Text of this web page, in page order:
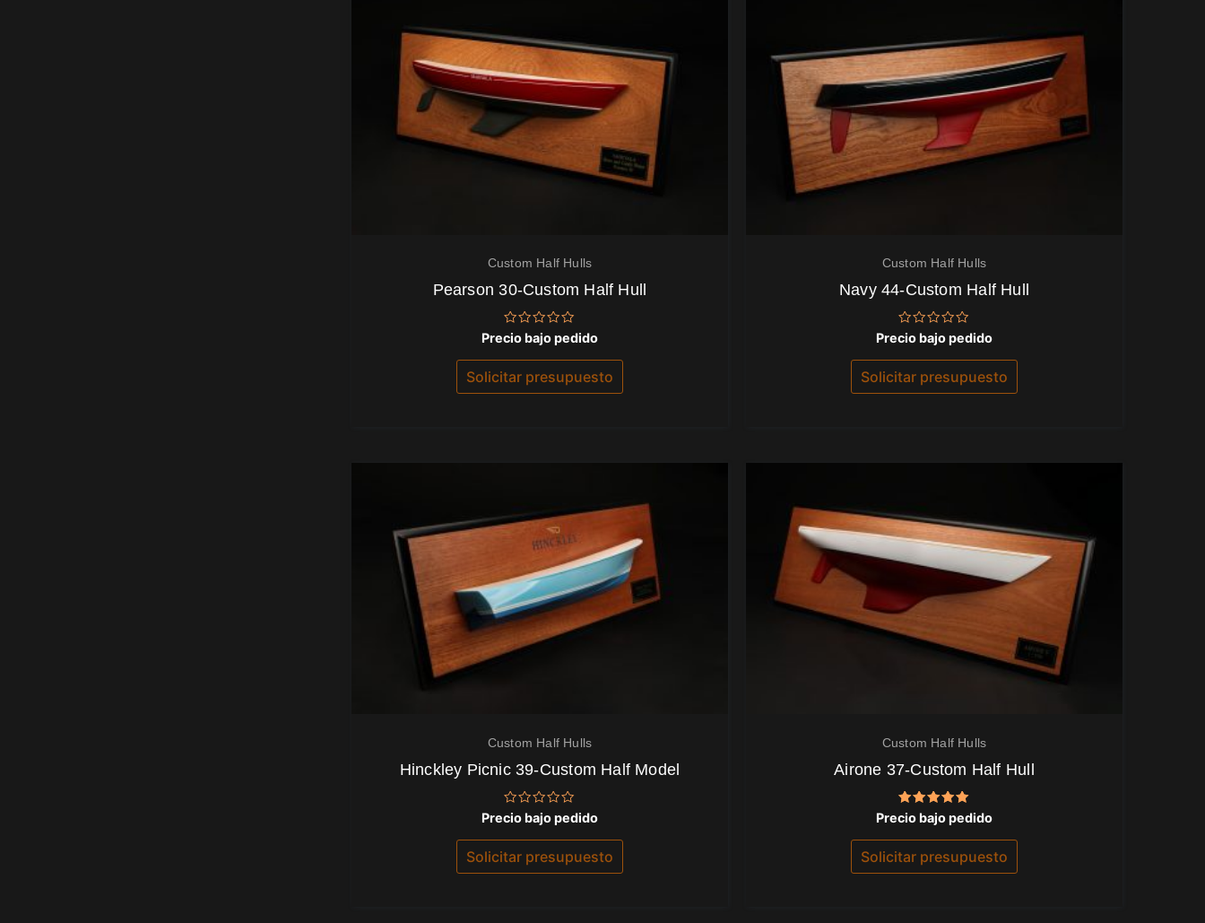
Custom Half Hulls
Pearson 30-Custom Half Hull
Valorado
con
0
de
5
Precio bajo pedido
Solicitar presupuesto
Custom Half Hulls
Navy 44-Custom Half Hull
Valorado
con
0
de
5
Precio bajo pedido
Solicitar presupuesto
Custom Half Hulls
Hinckley Picnic 39-Custom Half Model
Valorado
con
0
de
5
Precio bajo pedido
Solicitar presupuesto
Custom Half Hulls
Airone 37-Custom Half Hull
Valorado
con
5.00
Precio bajo pedido
Solicitar presupuesto